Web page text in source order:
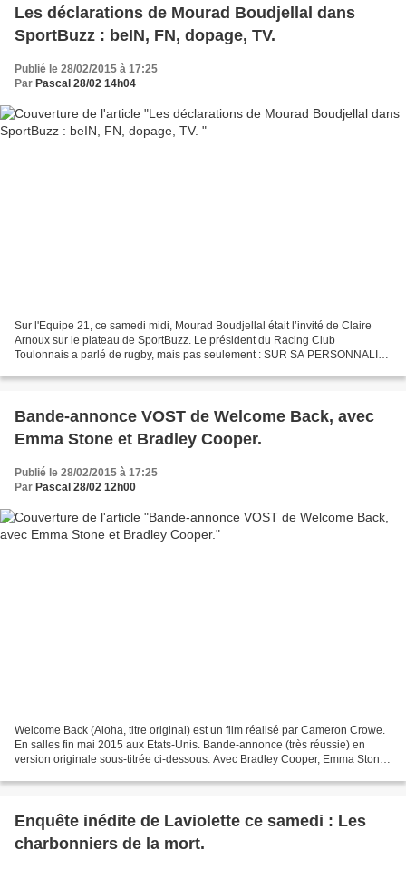
Les déclarations de Mourad Boudjellal dans
SportBuzz : beIN, FN, dopage, TV.
Publié le 28/02/2015 à 17:25
Par Pascal 28/02 14h04
Sur l'Equipe 21, ce samedi midi, Mourad Boudjellal était l’invité de Claire
Arnoux sur le plateau de SportBuzz. Le président du Racing Club
Toulonnais a parlé de rugby, mais pas seulement : SUR SA PERSONNALITÉ
Bande-annonce VOST de Welcome Back, avec
Emma Stone et Bradley Cooper.
Publié le 28/02/2015 à 17:25
Par Pascal 28/02 12h00
Welcome Back (Aloha, titre original) est un film réalisé par Cameron Crowe.
En salles fin mai 2015 aux Etats-Unis. Bande-annonce (très réussie) en
version originale sous-titrée ci-dessous. Avec Bradley Cooper, Emma Stone,
Enquête inédite de Laviolette ce samedi : Les
charbonniers de la mort.